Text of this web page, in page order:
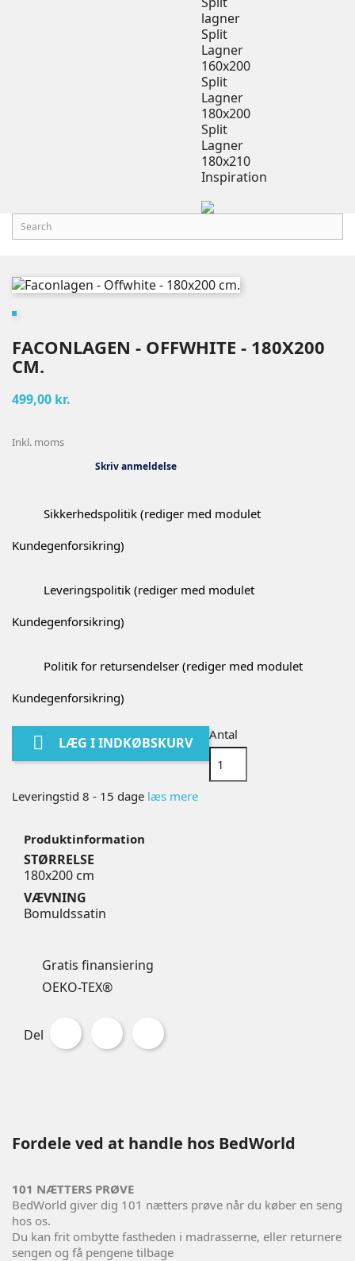
lagner
Split
Lagner
160x200
Split
Lagner
180x200
Split
Lagner
180x210
Inspiration
FACONLAGEN - OFFWHITE - 180X200
CM.
499,00 kr.
Inkl. moms
Skriv anmeldelse
Sikkerhedspolitik (rediger med modulet
Kundegenforsikring)
Leveringspolitik (rediger med modulet
Kundegenforsikring)
Politik for retursendelser (rediger med modulet
Kundegenforsikring)
 LÆG I INDKØBSKURV
Antal
Leveringstid 8 - 15 dage læs mere
Produktinformation
STØRRELSE
180x200 cm
VÆVNING
Bomuldssatin
Gratis finansiering
OEKO-TEX®
Del
Fordele ved at handle hos BedWorld
101 NÆTTERS PRØVE
BedWorld giver dig 101 nætters prøve når du køber en seng
hos os.
Du kan frit ombytte fastheden i madrasserne, eller returnere
sengen og få pengene tilbage